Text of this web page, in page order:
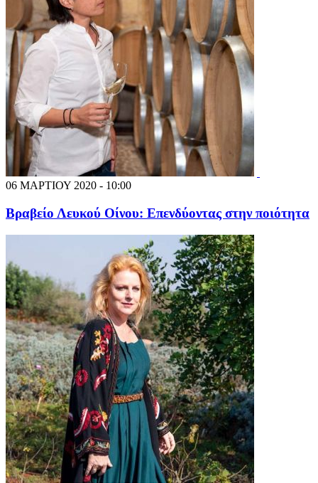
06 ΜΑΡΤΙΟΥ 2020 - 10:00
Βραβείο Λευκού Οίνου: Επενδύοντας στην ποιότητα